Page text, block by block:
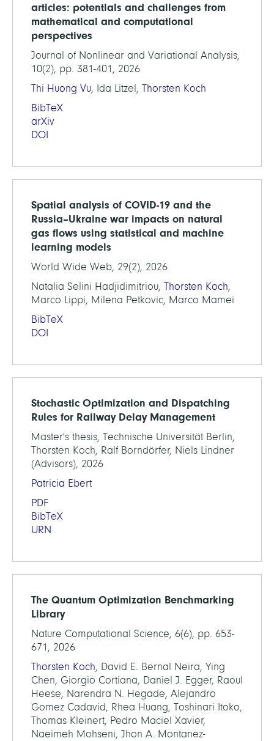
articles: potentials and challenges from
mathematical and computational
perspectives
Journal of Nonlinear and Variational Analysis,
10(2), pp. 381-401, 2026
Thi Huong Vu, Ida Litzel, Thorsten Koch
BibTeX
arXiv
DOI
Spatial analysis of COVID-19 and the
Russia–Ukraine war impacts on natural
gas flows using statistical and machine
learning models
World Wide Web, 29(2), 2026
Natalia Selini Hadjidimitriou, Thorsten Koch,
Marco Lippi, Milena Petkovic, Marco Mamei
BibTeX
DOI
Stochastic Optimization and Dispatching
Rules for Railway Delay Management
Master's thesis, Technische Universität Berlin,
Thorsten Koch, Ralf Borndörfer, Niels Lindner
(Advisors), 2026
Patricia Ebert
PDF
BibTeX
URN
The Quantum Optimization Benchmarking
Library
Nature Computational Science, 6(6), pp. 653-
671, 2026
Thorsten Koch, David E. Bernal Neira, Ying
Chen, Giorgio Cortiana, Daniel J. Egger, Raoul
Heese, Narendra N. Hegade, Alejandro
Gomez Cadavid, Rhea Huang, Toshinari Itoko,
Thomas Kleinert, Pedro Maciel Xavier,
Naeimeh Mohseni, Jhon A. Montanez-